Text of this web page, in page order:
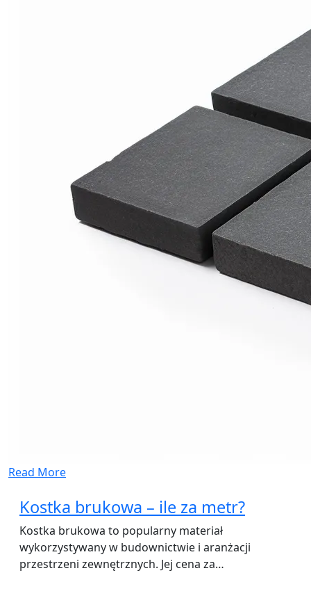
Read More
Kostka brukowa – ile za metr?
Kostka brukowa to popularny materiał
wykorzystywany w budownictwie i aranżacji
przestrzeni zewnętrznych. Jej cena za…